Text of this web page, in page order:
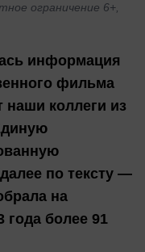
ограничение 6+,
информация
фильма
коллеги из
по тексту —
на
года более 91